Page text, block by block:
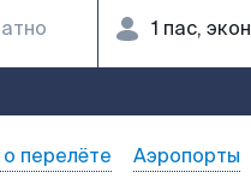
перелёте Аэропорты